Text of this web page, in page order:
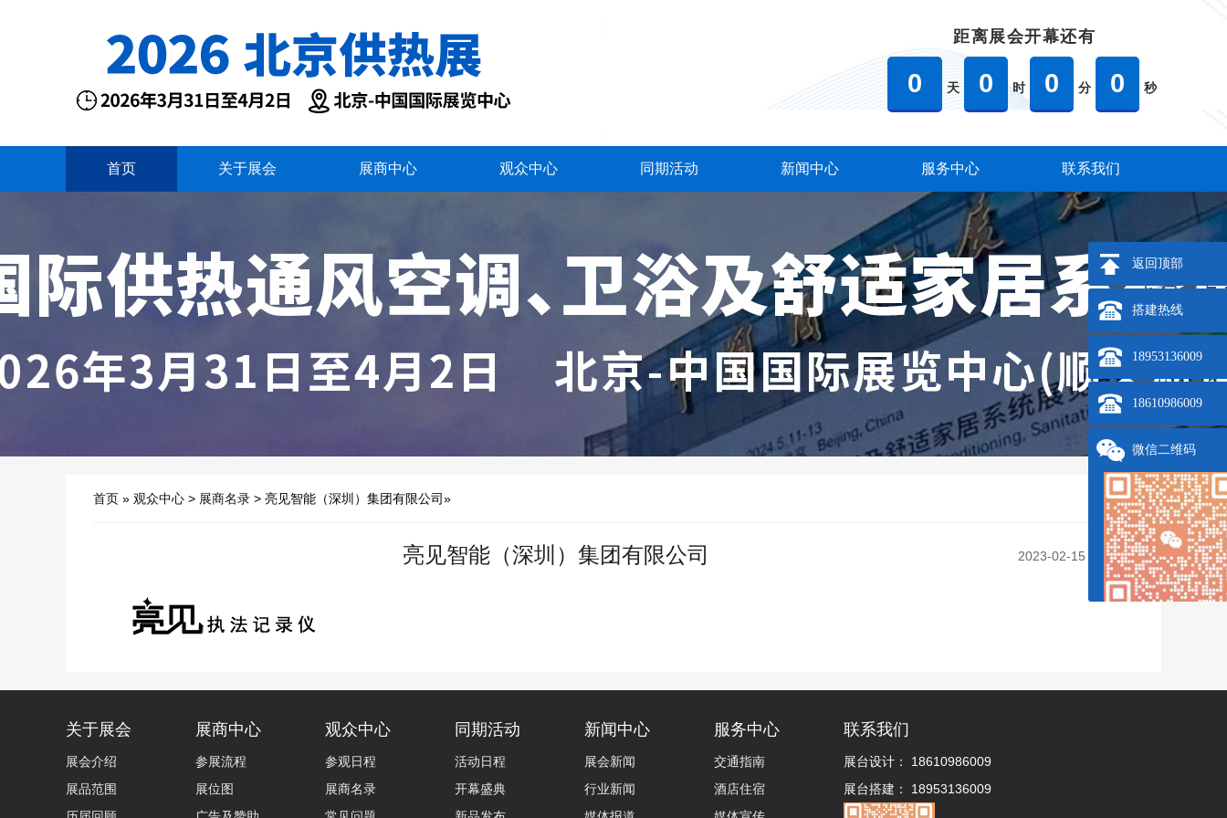
距离展会开幕还有
0 天 0 时 0 分 0 秒
首页 关于展会 展商中心 观众中心 同期活动 新闻中心 服务中心 联系我们
首页 » 观众中心 > 展商名录 > 亮见智能（深圳）集团有限公司»
亮见智能（深圳）集团有限公司 2023-02-15 20:22:34
关于展会
展会介绍
展品范围
展商中心
参展流程
展位图
观众中心
参观日程
展商名录
同期活动
活动日程
开幕盛典
新闻中心
展会新闻
行业新闻
服务中心
交通指南
酒店住宿
联系我们
展台设计： 18610986009
展台搭建： 18953136009
返回顶部
搭建热线
18953136009
18610986009
微信二维码